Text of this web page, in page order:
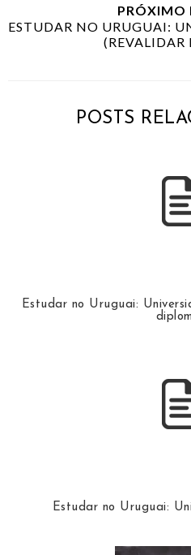
PRÓXIMO
ESTUDAR NO URUGUAI:
POSTS
Estudar no Uruguai:
Estudar no Uruguai: